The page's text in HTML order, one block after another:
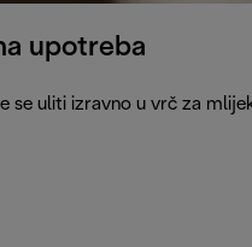
upotreba
se uliti izravno u vrč za